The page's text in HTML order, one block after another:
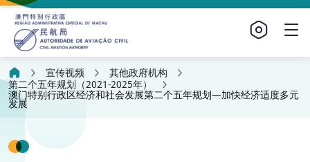
宣传视频
其他政府机构
第二个五年规划（2021-2025年）
澳门特别行政区经济和社会发展第二个五年规划—加快经济适度多元
发展